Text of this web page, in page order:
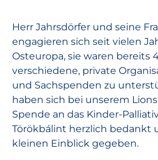
Herr Jahrsdörfer und seine
engagieren sich seit vielen
Osteuropa, sie waren bereits
verschiedene, private
und Sachspenden zu
haben sich bei unserem
Spende an das Kinder-
Törökbálint herzlich bedankt
kleinen Einblick gegeben.